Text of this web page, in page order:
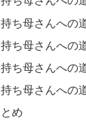
ち母さんへの
ち母さんへの
ち母さんへの
ち母さんへの
め